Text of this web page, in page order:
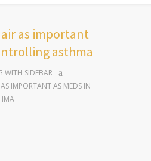
as important
asthma
WITH SIDEBAR
IMPORTANT AS MEDS IN